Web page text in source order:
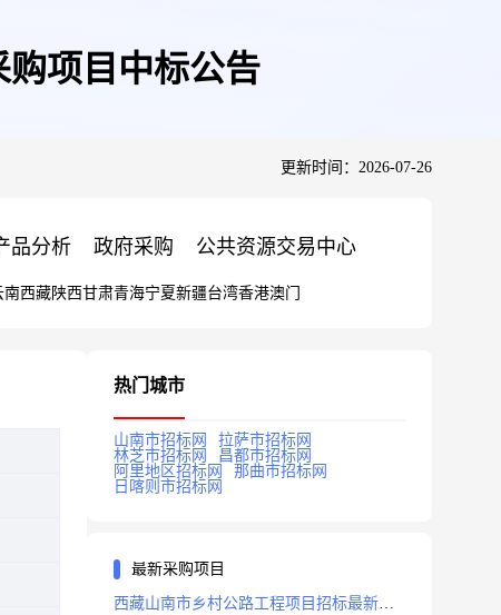
购项目中标公告
更新时间：2026-07-26
品分析 政府采购 公共资源交易中心
南西藏陕西甘肃青海宁夏新疆台湾香港澳门
热门城市
山南市招标网
拉萨市招标网
林芝市招标网
昌都市招标网
阿里地区招标网
那曲市招标网
日喀则市招标网
最新采购项目
西藏山南市乡村公路工程项目招标最新消